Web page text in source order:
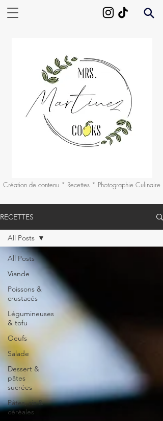
Création de contenu * Recettes * Photographie Culinaire
RECETTES
All Posts
Viande
Poissons &
crustacés
Légumineuses
& tofu
Oeufs
Salade
Dessert &
pâtes
sucrées
Pâtes, riz &
céréales
All Posts